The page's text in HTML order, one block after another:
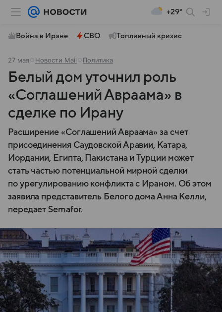
+29°
Война в Иране СВО Топливный кризис
27 мая Новости Mail Политика
Белый дом уточнил роль
«Соглашений Авраама» в
сделке по Ирану
Расширение «Соглашений Авраама» за счет
присоединения Саудовской Аравии, Катара,
Иордании, Египта, Пакистана и Турции может
стать частью потенциальной мирной сделки
по урегулированию конфликта с Ираном. Об этом
заявила представитель Белого дома Анна Келли,
передает Semafor.